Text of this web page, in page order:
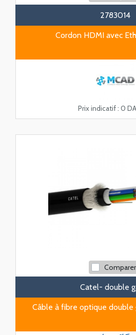
2783014
Cordon HDMI avec
Prix indicatif : 0
Comparer
Catel- double
Câble à fibre optique double